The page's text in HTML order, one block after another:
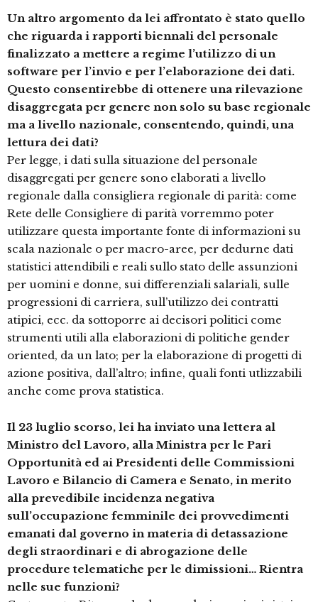
Un altro argomento da lei affrontato è stato quello
che riguarda i rapporti biennali del personale
finalizzato a mettere a regime l’utilizzo di un
software per l’invio e per l’elaborazione dei dati.
Questo consentirebbe di ottenere una rilevazione
disaggregata per genere non solo su base regionale
ma a livello nazionale, consentendo, quindi, una
lettura dei dati?
Per legge, i dati sulla situazione del personale
disaggregati per genere sono elaborati a livello
regionale dalla consigliera regionale di parità: come
Rete delle Consigliere di parità vorremmo poter
utilizzare questa importante fonte di informazioni su
scala nazionale o per macro-aree, per dedurne dati
statistici attendibili e reali sullo stato delle assunzioni
per uomini e donne, sui differenziali salariali, sulle
progressioni di carriera, sull’utilizzo dei contratti
atipici, ecc. da sottoporre ai decisori politici come
strumenti utili alla elaborazioni di politiche gender
oriented, da un lato; per la elaborazione di progetti di
azione positiva, dall’altro; infine, quali fonti utlizzabili
anche come prova statistica.
Il 23 luglio scorso, lei ha inviato una lettera al
Ministro del Lavoro, alla Ministra per le Pari
Opportunità ed ai Presidenti delle Commissioni
Lavoro e Bilancio di Camera e Senato, in merito
alla prevedibile incidenza negativa
sull’occupazione femminile dei provvedimenti
emanati dal governo in materia di detassazione
degli straordinari e di abrogazione delle
procedure telematiche per le dimissioni… Rientra
nelle sue funzioni?